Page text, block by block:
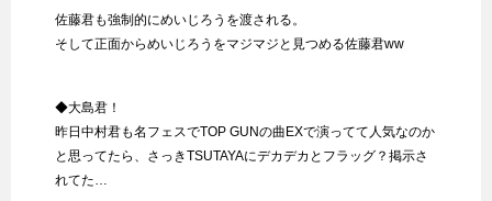
佐藤君も強制的にめいじろうを渡される。
そして正面からめいじろうをマジマジと見つめる佐藤君ww
◆大島君！
昨日中村君も名フェスでTOP GUNの曲EXで演ってて人気なのか
と思ってたら、さっきTSUTAYAにデカデカとフラッグ？掲示さ
れてた…